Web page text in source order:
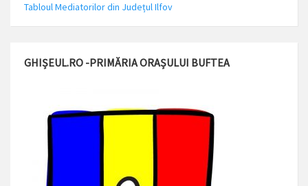
Tabloul Mediatorilor din Județul Ilfov
GHIȘEUL.RO -PRIMĂRIA ORAȘULUI BUFTEA